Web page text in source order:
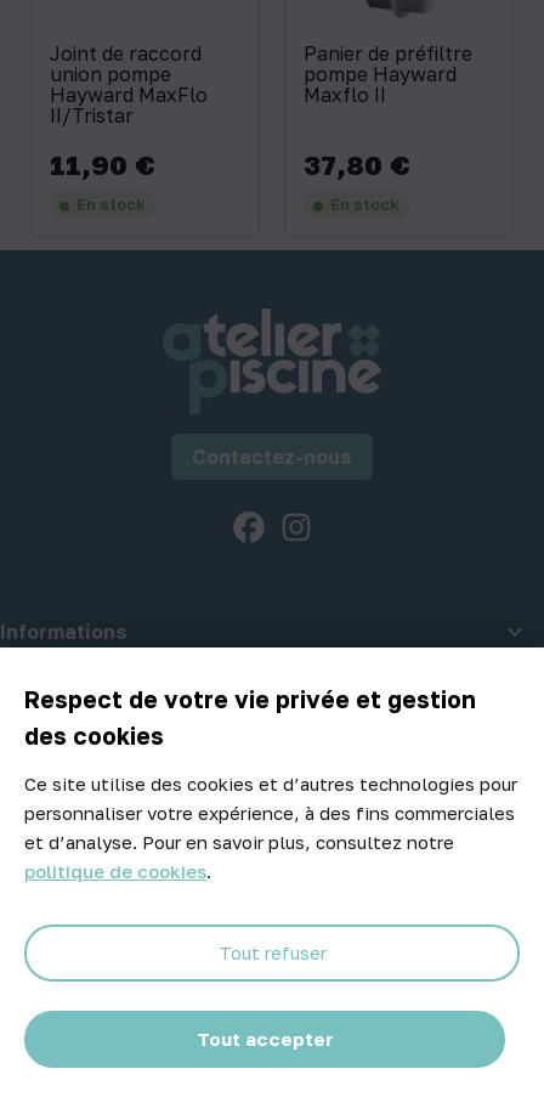
Respect de votre vie privée et gestion
des cookies
Ce site utilise des cookies et d’autres technologies pour
personnaliser votre expérience, à des fins commerciales
et d’analyse. Pour en savoir plus, consultez notre
politique de cookies.
Tout accepter
Tout refuser
Joint de raccord
union pompe
Hayward MaxFlo
II/Tristar
Prix
11,90 €
En stock
Panier de préfiltre
pompe Hayward
Maxflo II
Prix
37,80 €
En stock
Contactez-nous
Facebook
Informations 
A propos d'Atelier Piscine
Newsletter
Ne manquez aucune opportunité ! Restez informé de nos meilleurs
prix et nouveaux arrivages.
Abonnez-vous